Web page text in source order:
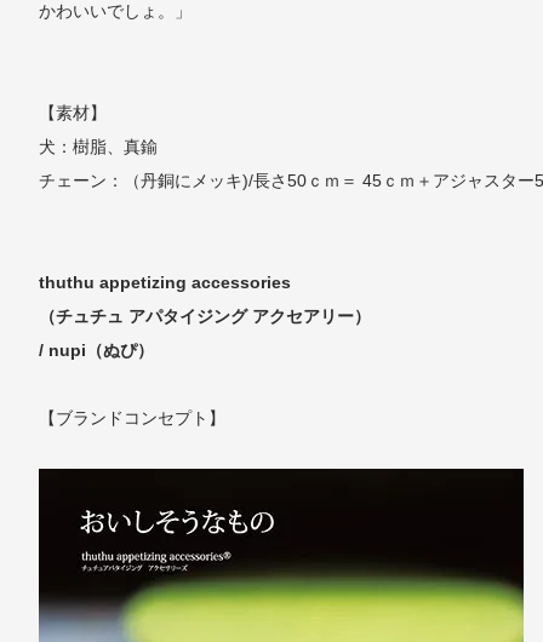
かわいいでしょ。」
【素材】
犬：樹脂、真鍮
チェーン：（丹銅にメッキ)/長さ50ｃｍ＝ 45ｃｍ＋アジャスター
thuthu appetizing accessories
（チュチュ アパタイジング アクセアリー）
/ nupi（ぬぴ）
【ブランドコンセプト】